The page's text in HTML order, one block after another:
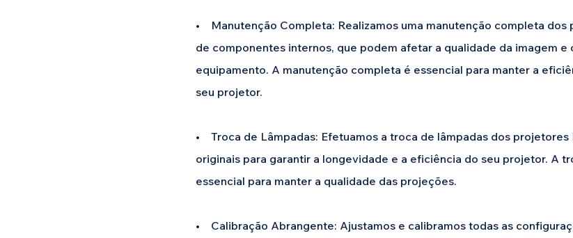
• Manutenção Completa: Realizamos uma manutenção completa dos
de componentes internos, que podem afetar a qualidade da imagem e
equipamento. A manutenção completa é essencial para manter a
seu projetor.
• Troca de Lâmpadas: Efetuamos a troca de lâmpadas dos projetores
originais para garantir a longevidade e a eficiência do seu projetor. A
essencial para manter a qualidade das projeções.
• Calibração Abrangente: Ajustamos e calibramos todas as